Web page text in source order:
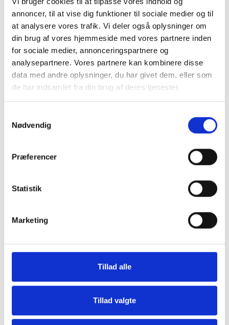
annoncer, til at vise dig funktioner til sociale medier og til
at analysere vores trafik. Vi deler også oplysninger om
din brug af vores hjemmeside med vores partnere inden
for sociale medier, annonceringspartnere og
analysepartnere. Vores partnere kan kombinere disse
data med andre oplysninger, du har givet dem, eller som
de har indsamlet fra din brug af deres tjenester.
Nødvendig
Præferencer
Statistik
Marketing
Tillad alle
Tillad valgte
har stor fokus på den umiddelbare værdi, som
borgerne har som følge af brugen af
blesensoren, så er det ifølge ham også vigtigt at
sætte fokus på den værdi det skaber for
medarbejderne. Og her handler det både om
tidsressourcer, unødvendige løft og meget
mere.
- Tal viser, at medarbejdere på landets bosteder
bruger meget af deres arbejdstid på bleskift og
Mange af opgaverne er unødvendige og kan
bliver synligt – og det gør det ved hjælp af
vores blesensor, fortæller han og fortsætter:
- Som man kan tyde ud fra Trines og Louises
bidrager løsningen til, at det nu er muligt at
hjælpe personalet i højere grad med at udføre
med nærværet og omsorgen i plejen. Det
glæder mig meget. Det er også det, vi selv får
af feedback, når vi undersøger effekten af vores